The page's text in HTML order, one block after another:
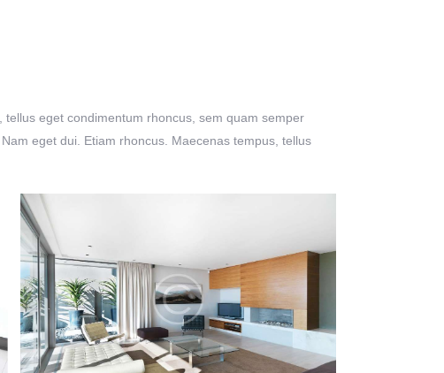
eget condimentum rhoncus, sem quam semper
eget dui. Etiam rhoncus. Maecenas tempus, tellus